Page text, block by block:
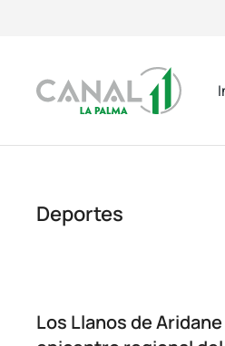
Deportes
Los Llanos de